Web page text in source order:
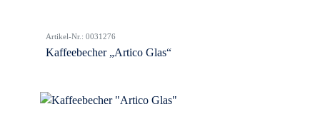
Farbe
Artikel-Nr.: 0031276
Kaffeebecher „Artico Glas“